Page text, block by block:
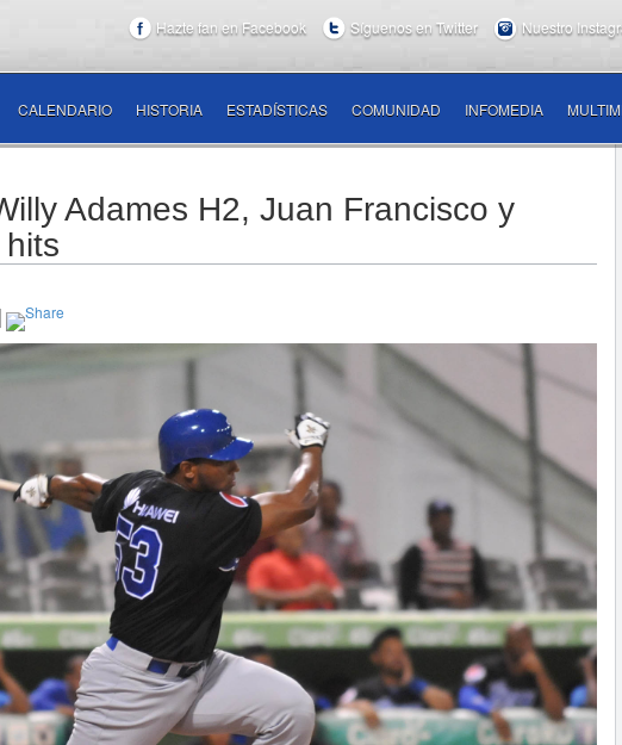
Hazte fan en Facebook Síguenos en Twitter Nuestro
CALENDARIO HISTORIA ESTADÍSTICAS COMUNIDAD INFOMEDIA
Adames H2, Juan Francisco y